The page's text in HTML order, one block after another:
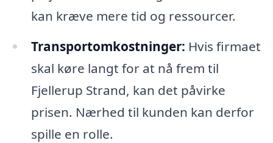
kan kræve mere tid og ressourcer.
Transportomkostninger: Hvis firmaet
skal køre langt for at nå frem til
Fjellerup Strand, kan det påvirke
prisen. Nærhed til kunden kan derfor
spille en rolle.